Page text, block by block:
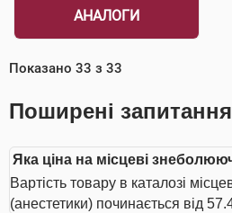
АНАЛОГИ
Показано 33 з 33
Поширені запитання
Яка ціна на місцеві
Вартість товару в каталозі
(анестетики) починається від